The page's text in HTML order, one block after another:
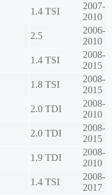
1.4 TSI
2007-
2010
2.5
2006-
2010
1.4 TSI
2008-
2015
1.8 TSI
2008-
2015
2.0 TDI
2008-
2010
2.0 TDI
2008-
2015
1.9 TDI
2008-
2010
1.4 TSI
2008-
2017